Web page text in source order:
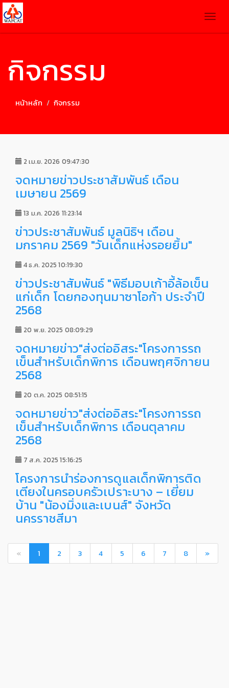
กิจกรรม
หน้าหลัก กิจกรรม
2 เม.ย. 2026 09:47:30
จดหมายข่าวประชาสัมพันธ์ เดือน
เมษายน 2569
13 ม.ค. 2026 11:23:14
ข่าวประชาสัมพันธ์ มูลนิธิฯ เดือน
มกราคม 2569 "วันเด็กแห่งรอยยิ้ม"
4 ธ.ค. 2025 10:19:30
ข่าวประชาสัมพันธ์ "พิธีมอบเก้าอี้ล้อเข็น
แก่เด็ก โดยกองทุนมาซาโอก้า ประจำปี
2568
20 พ.ย. 2025 08:09:29
จดหมายข่าว"ส่งต่ออิสระ"โครงการรถ
เข็นสำหรับเด็กพิการ เดือนพฤศจิกายน
2568
20 ต.ค. 2025 08:51:15
จดหมายข่าว"ส่งต่ออิสระ"โครงการรถ
เข็นสำหรับเด็กพิการ เดือนตุลาคม
2568
7 ส.ค. 2025 15:16:25
โครงการนำร่องการดูแลเด็กพิการติด
เตียงในครอบครัวเปราะบาง – เยี่ยม
บ้าน "น้องมิ่งและเบนส์" จังหวัด
นครราชสีมา
« 1 2 3 4 5 6 7 8 »